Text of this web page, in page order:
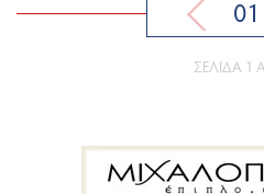
01
ΣΕΛΊΔΑ 1